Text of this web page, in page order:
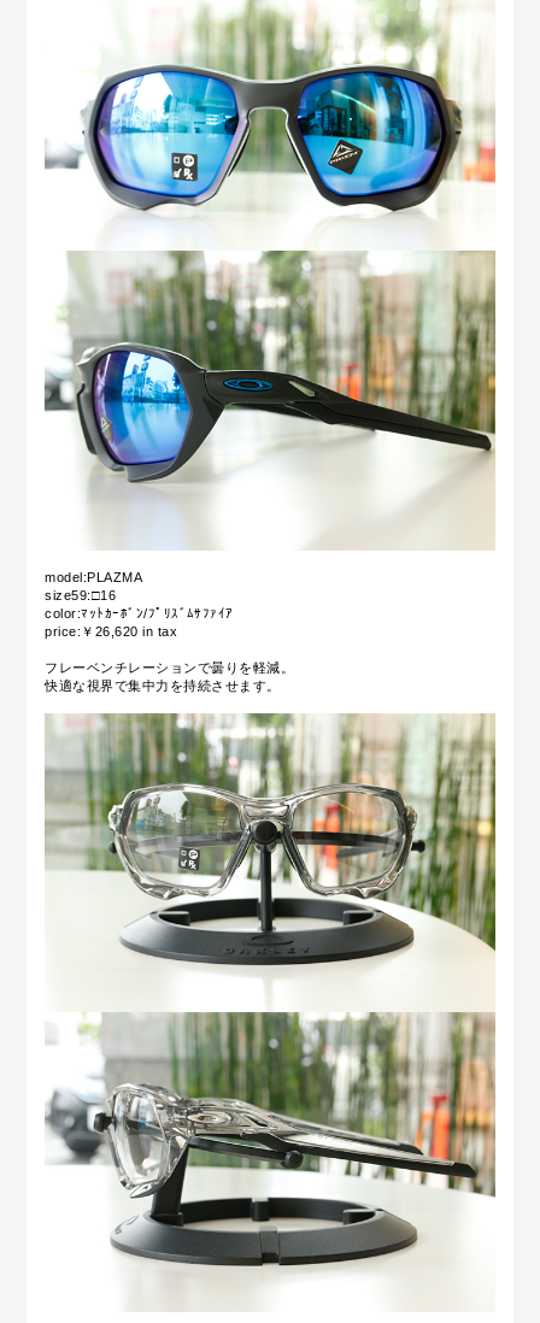
model:PLAZMA
size59:□16
color:ﾏｯﾄｶｰﾎﾞﾝ/ﾌﾟﾘｽﾞﾑｻﾌｧｲｱ
price:￥26,620 in tax
フレーベンチレーションで曇りを軽減。
快適な視界で集中力を持続させます。